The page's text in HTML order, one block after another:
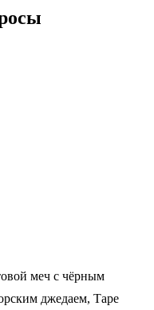
меч с чёрным
джедаем, Таре